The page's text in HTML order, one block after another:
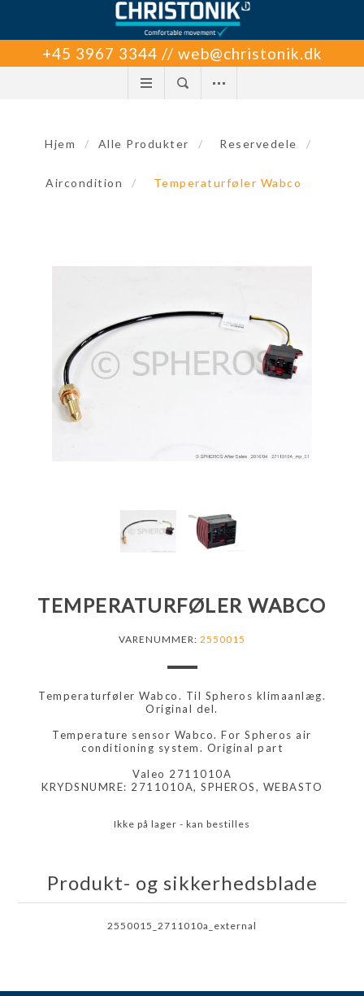
+45 3967 3344 // web@christonik.dk
Hjem / Alle Produkter / Reservedele /
Aircondition / Temperaturføler Wabco
TEMPERATURFØLER WABCO
VARENUMMER: 2550015
Temperaturføler Wabco. Til Spheros klimaanlæg.
Original del.
Temperature sensor Wabco. For Spheros air
conditioning system. Original part
Valeo 2711010A
KRYDSNUMRE: 2711010A, SPHEROS, WEBASTO
Ikke på lager - kan bestilles
Produkt- og sikkerhedsblade
2550015_2711010a_external